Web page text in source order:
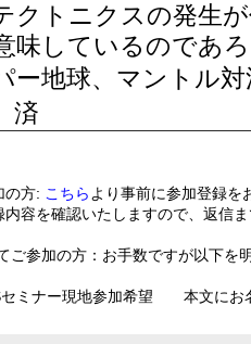
クトニクスの発生
味しているのであ
ー地球、マントル
済
の方: こちら より事前に参加登録を
を確認いたしますので、返信ま
ご参加の方：お手数ですが以下
ミナー現地参加希望 本文にお